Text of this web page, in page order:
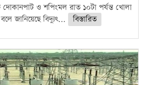
ও শপিংমল রাত ১০টা পর্যন্ত খোলা
জানিয়েছে বিদ্যুৎ...
বিস্তারিত